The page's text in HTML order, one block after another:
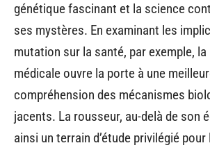
génétique fascinant et la science
ses mystères. En examinant les
mutation sur la santé, par exemple,
médicale ouvre la porte à une
compréhension des mécanismes
jacents. La rousseur, au-delà de son
ainsi un terrain d’étude privilégié